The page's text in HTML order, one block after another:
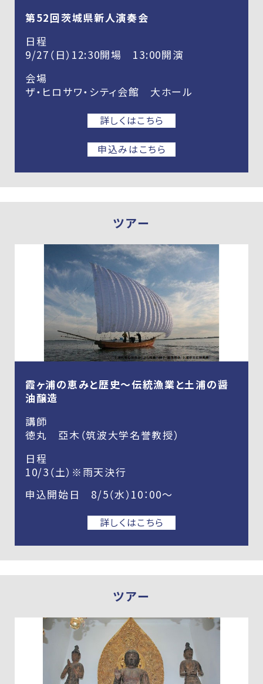
第52回茨城県新人演奏会
日程
9/27（日）12:30開場 13:00開演
会場
ザ・ヒロサワ・シティ会館 大ホール
詳しくはこちら
申込みはこちら
ツアー
霞ヶ浦の恵みと歴史～伝統漁業と土浦の醤
油醸造
講師
徳丸 亞木（筑波大学名誉教授）
日程
10/3（土）※雨天決行
申込開始日 8/5（水）10：00～
詳しくはこちら
ツアー